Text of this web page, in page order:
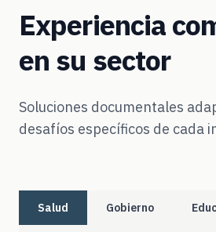
Experiencia
en su sector
Soluciones documentales
desafíos específicos de cada
Salud Gobierno